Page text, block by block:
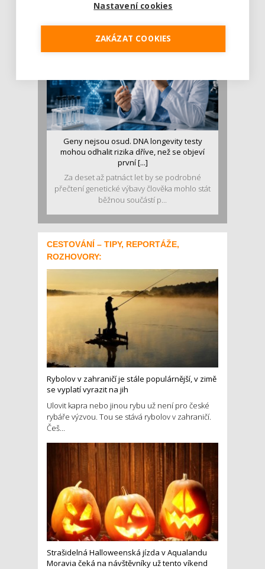
se o ně...
Geny nejsou osud. DNA longevity testy
mohou odhalit rizika dříve, než se objeví
první [...]
Za deset až patnáct let by se podrobné
přečtení genetické výbavy člověka mohlo stát
běžnou součástí p...
CESTOVÁNÍ – TIPY, REPORTÁŽE,
ROZHOVORY:
Rybolov v zahraničí je stále populárnější, v zimě
se vyplatí vyrazit na jih
Ulovit kapra nebo jinou rybu už není pro české
rybáře výzvou. Tou se stává rybolov v zahraničí.
Češ...
Strašidelná Halloweenská jízda v Aqualandu
Moravia čeká na návštěvníky už tento víkend
Nastavení cookies
ZAKÁZAT COOKIES